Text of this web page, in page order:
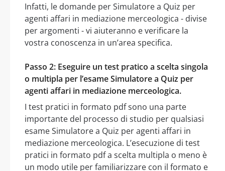
Infatti, le domande per Simulatore a Quiz per
agenti affari in mediazione merceologica - divise
per argomenti - vi aiuteranno e verificare la
vostra conoscenza in un’area specifica.
Passo 2: Eseguire un test pratico a scelta singola
o multipla per l’esame Simulatore a Quiz per
agenti affari in mediazione merceologica.
I test pratici in formato pdf sono una parte
importante del processo di studio per qualsiasi
esame Simulatore a Quiz per agenti affari in
mediazione merceologica. L’esecuzione di test
pratici in formato pdf a scelta multipla o meno è
un modo utile per familiarizzare con il formato e